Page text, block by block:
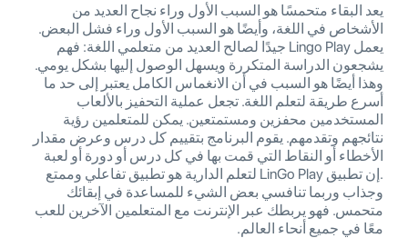
يعد البقاء متحمسًا هو السبب الأول وراء نجاح العديد من
الأشخاص في اللغة، وأيضًا هو السبب الأول وراء فشل البعض.
يعمل Lingo Play جيدًا لصالح العديد من متعلمي اللغة: فهم
يشجعون الدراسة المتكررة ويسهل الوصول إليها بشكل يومي.
وهذا أيضًا هو السبب في أن الانغماس الكامل يعتبر إلى حد ما
أسرع طريقة لتعلم اللغة. تجعل عملية التحفيز بالألعاب
المستخدمين محفزين ومستمتعين. يمكن للمتعلمين رؤية
نتائجهم وتقدمهم. يقوم البرنامج بتقييم كل درس وعرض مقدار
الأخطاء أو النقاط التي قمت بها في كل درس أو دورة أو لعبة
.إن تطبيق LinGo Play لتعلم الدارية هو تطبيق تفاعلي وممتع
وجذاب وربما تنافسي بعض الشيء للمساعدة في إبقائك
متحمس. فهو يربطك عبر الإنترنت مع المتعلمين الآخرين للعب
معًا في جميع أنحاء العالم.